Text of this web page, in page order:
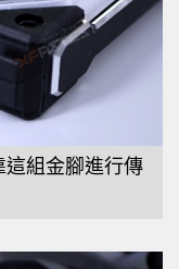
這組金腳進行傳